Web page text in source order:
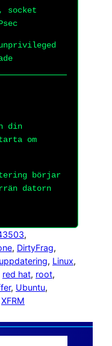
socket
din
om
börjar
datorn
, DirtyFrag
, Linux
red hat, root
, Ubuntu
XFRM